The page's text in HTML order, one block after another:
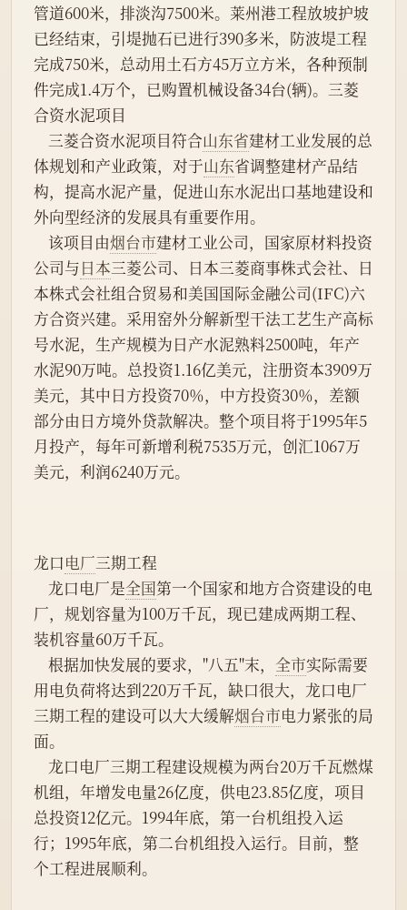
管道600米，排淡沟7500米。莱州港工程放坡护坡
已经结束，引堤抛石已进行390多米，防波堤工程
完成750米，总动用土石方45万立方米，各种预制
件完成1.4万个，已购置机械设备34台(辆)。三菱
合资水泥项目
    三菱合资水泥项目符合
山东省建材工业发展的总
体规划和产业政策，对于山东省调整建材产品结
构，提高水泥产量，促进山东水泥出口基地建设和
外向型经济的发展具有重要作用。
    该项目由
烟台市建材工业公司，国家原材料投资
公司与日本三菱公司、日本三菱商事株式会社、日
本株式会社组合贸易和美国国际金融公司(IFC)六
方合资兴建。采用窑外分解新型干法工艺生产高标
号水泥，生产规模为日产水泥熟料2500吨，年产
水泥90万吨。总投资1.16亿美元，注册资本3909万
美元，其中日方投资70％，中方投资30％，差额
部分由日方境外贷款解决。整个项目将于1995年5
月投产，每年可新增利税7535万元，创汇1067万
美元，利润6240万元。
龙口电厂三期工程
    龙口电厂是
全国第一个国家和地方合资建设的电
厂，规划容量为100万千瓦，现已建成两期工程、
装机容量60万千瓦。
    根据加快发展的要求，"八五"末，
全市实际需要
用电负荷将达到220万千瓦，缺口很大，龙口电厂
三期工程的建设可以大大缓解烟台市电力紧张的局
面。
机组，年增发电量26亿度，供电23.85亿度，项目
总投资12亿元。1994年底，第一台机组投入运
行；1995年底，第二台机组投入运行。目前，整
个工程进展顺利。